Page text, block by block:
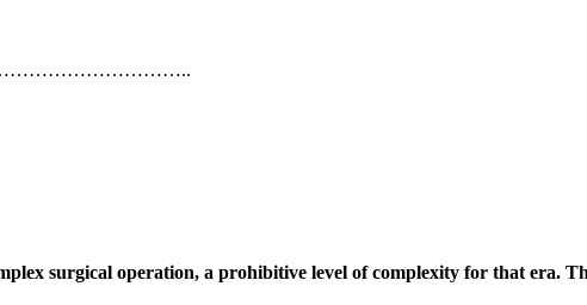
surgical operation, a prohibitive level of complexity for that era.